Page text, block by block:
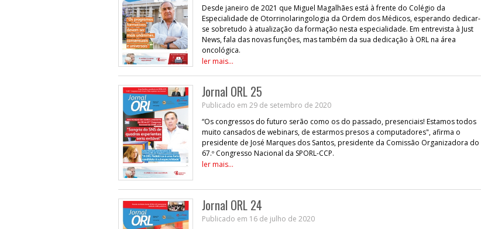
Desde janeiro de 2021 que Miguel Magalhães está à frente do Colégio da
Especialidade de Otorrinolaringologia da Ordem dos Médicos, esperando dedicar-
se sobretudo à atualização da formação nesta especialidade. Em entrevista à Just
News, fala das novas funções, mas também da sua dedicação à ORL na área
oncológica.
ler mais...
Jornal ORL 25
Publicado em 29 de setembro de 2020
“Os congressos do futuro serão como os do passado, presenciais! Estamos todos
muito cansados de webinars, de estarmos presos a computadores", afirma o
presidente de José Marques dos Santos, presidente da Comissão Organizadora do
67.º Congresso Nacional da SPORL-CCP.
ler mais...
Jornal ORL 24
Publicado em 16 de julho de 2020